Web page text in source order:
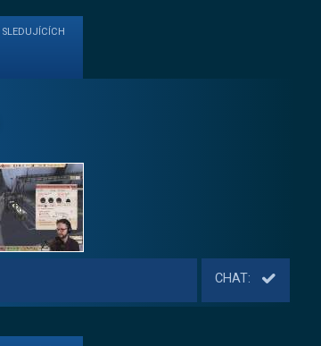
SLEDUJÍCÍCH
CHAT: